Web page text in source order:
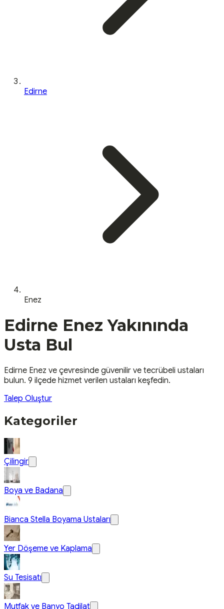
Edirne
Enez
Edirne Enez Yakınında
Usta Bul
Edirne Enez ve çevresinde güvenilir ve tecrübeli ustaları
bulun. 9 ilçede hizmet verilen ustaları keşfedin.
Talep Oluştur
Kategoriler
Çilingir
Boya ve Badana
Bianca Stella Boyama Ustaları
Yer Döşeme ve Kaplama
Su Tesisatı
Mutfak ve Banyo Tadilat